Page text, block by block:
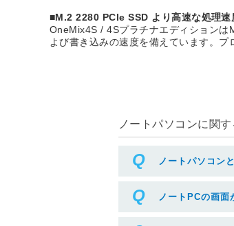
■M.2 2280 PCIe SSD より高速な処理速
OneMix4S / 4Sプラチナエディションは
よび書き込みの速度を備えています。プ
ノートパソコンに関
ノートパソコン
ノートPCの画面